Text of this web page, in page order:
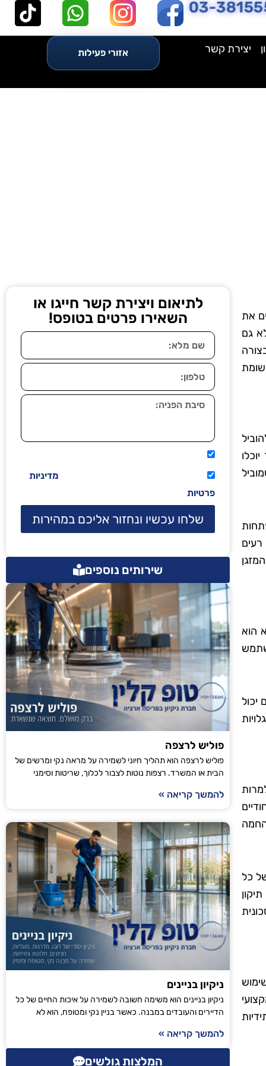
03-
יצירת קשר אזורי פעילות
את
גם
הוא
יכול
החמה
כל
לתיאום ויצירת קשר חייגו או
השאירו פרטים בטופס!
מדיניות
פרטיות
שלחו עכשיו ונחזור אליכם במהירות
שירותים נוספים
פוליש לרצפה
פוליש לרצפה הוא תהליך חיוני לשמירה על מראה נקי ומרשים של
הבית או המשרד. רצפות נוטות לצבור לכלוך, שריטות וסימני
להמשך קריאה »
ניקיון בניינים
ניקיון בניינים הוא משימה חשובה לשמירה על איכות החיים של כל
הדיירים והעובדים במבנה. כאשר בניין נקי ומטופח, הוא לא
להמשך קריאה »
המלצות גולשים